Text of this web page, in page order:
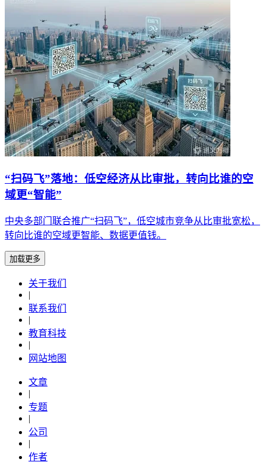
“扫码飞”落地：低空经济从比审批，转向比谁的空
域更“智能”
中央多部门联合推广“扫码飞”，低空城市竞争从比审批宽松，
转向比谁的空域更智能、数据更值钱。
加载更多
关于我们
|
联系我们
|
教育科技
|
网站地图
文章
|
专题
|
公司
|
作者